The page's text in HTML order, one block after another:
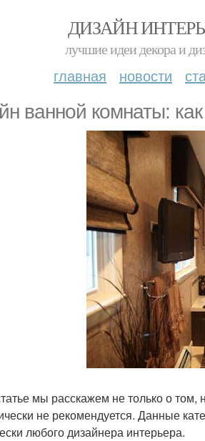
ДИЗАЙН
лучшие идеи декора и
главная новости
ванной комнаты:
мы расскажем не только о
не рекомендуется. Данные
любого дизайнера интерьера.